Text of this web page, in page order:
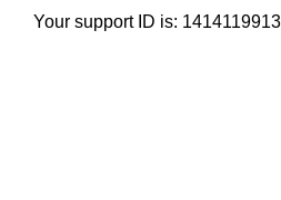
Your support ID is: